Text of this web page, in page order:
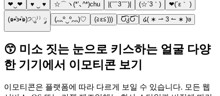
❤‿❤
♥ ‿ ♥ ☆⌒ヽ(*’､^*)chu |(￣3￣)| (☆´3｀) ❤(´ε｀ )
(๑•̑з•̑๑)੭ु⁾⁾ ༘ (灬º‿º灬)♡ (≧ε≦))) Ⴀ͡კႠ͡ ໒( ∗ ⇀ 3 ↼ ∗ )७
😙 미소 짓는 눈으로 키스하는 얼굴 다양
한 기기에서 이모티콘 보기
이모티콘은 플랫폼에 따라 다르게 보일 수 있습니다. 모든 웹